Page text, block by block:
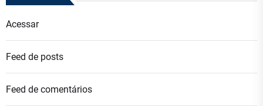
Acessar
Feed de posts
Feed de comentários